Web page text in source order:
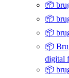
📦
📦
📦
📦
digital
📦